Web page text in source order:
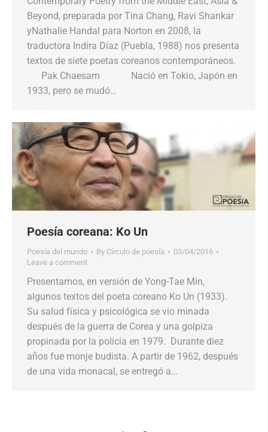
Beyond, preparada por Tina Chang, Ravi Shankar
yNathalie Handal para Norton en 2008, la
traductora Indira Díaz (Puebla, 1988) nos presenta
textos de siete poetas coreanos contemporáneos.
Pak Chaesam Nació en Tokio, Japón en
1933, pero se mudó…
Poesía coreana: Ko Un
Poesía del mundo By Círculo de poesía
03/04/2016
Leave a comment
Presentamos, en versión de Yong-Tae Min,
algunos textos del poeta coreano Ko Un (1933).
Su salud física y psicológica se vio minada
después de la guerra de Corea y una golpiza
propinada por la policía en 1979. Durante diez
años fue monje budista. A partir de 1962, después
de una vida monacal, se entregó a…